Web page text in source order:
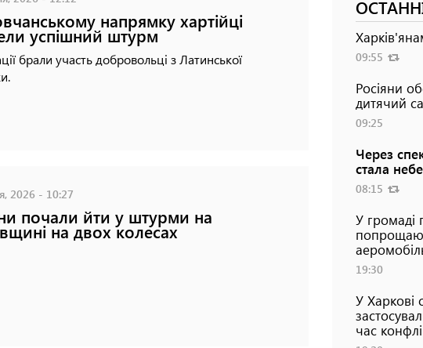
напрямку хартійці
успішний штурм
брали участь добровольці з Латинської
2026 - 10:27
почали йти у штурми на
на двох колесах
09:55
Росіяни
дитячий
09:25
Через
стала
08:15
У громаді
19:30
У Харкові
час